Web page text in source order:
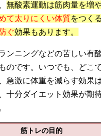
無酸素運動は筋肉量を増
て太りにくい体質をつく
ぐ効果もあります。
ンニングなどの苦しい有
のです。いつでも、どこ
急激に体重を減らす効果
十分ダイエット効果が期
筋トレの目的